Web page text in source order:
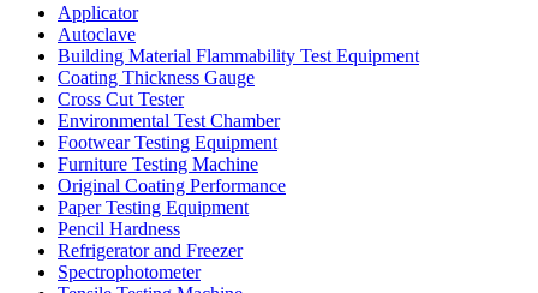
Applicator
Autoclave
Building Material Flammability Test Equipment
Coating Thickness Gauge
Cross Cut Tester
Environmental Test Chamber
Footwear Testing Equipment
Furniture Testing Machine
Original Coating Performance
Paper Testing Equipment
Pencil Hardness
Refrigerator and Freezer
Spectrophotometer